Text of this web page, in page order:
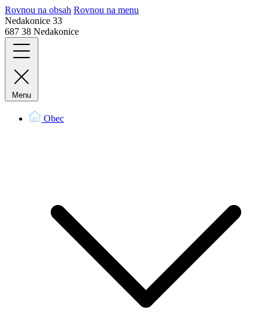
Rovnou na obsah Rovnou na menu
Nedakonice 33
687 38 Nedakonice
Menu
Obec